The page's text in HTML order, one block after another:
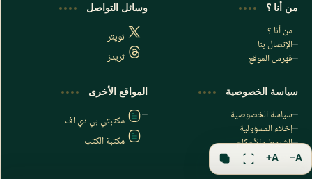
اشترك الآن
اشترك في قناتنا على تليجرام
من أنا ؟
من أنا ؟
الإتصال بنا
فهرس الموقع
وسائل التواصل
تويتر
ثريدز
سياسة الخصوصية
سياسة الخصوصية
إخلاء المسؤولية
الشروط والأحكام
فهرس الموقع
المواقع الأخرى
مكتبتي بي دي اف
مكتبة الكتب
A−
A+